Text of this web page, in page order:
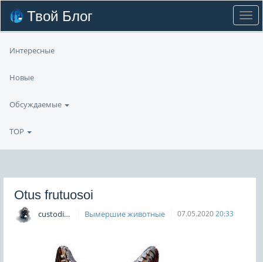
Твой Блог
Интересные
Новые
Обсуждаемые
TOP
Otus frutuosoi
custodian Вымершие животные 07.05.2020 20:33